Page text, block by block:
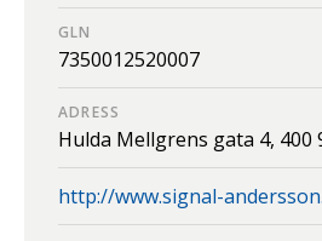
GLN
7350012520007
ADRESS
Hulda Mellgrens gata 4, 400
http://www.signal-